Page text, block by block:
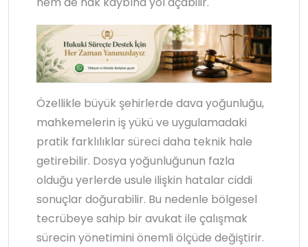
Özellikle büyük şehirlerde dava yoğunluğu,
mahkemelerin iş yükü ve uygulamadaki
pratik farklılıklar süreci daha teknik hale
getirebilir. Dosya yoğunluğunun fazla
olduğu yerlerde usule ilişkin hatalar ciddi
sonuçlar doğurabilir. Bu nedenle bölgesel
tecrübeye sahip bir avukat ile çalışmak
sürecin yönetimini önemli ölçüde değiştirir.